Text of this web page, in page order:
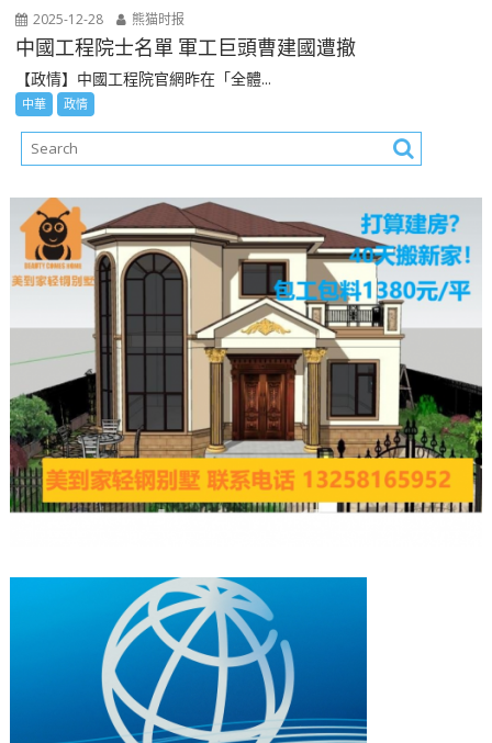
2025-12-28 熊猫时报
中國工程院士名單 軍工巨頭曹建國遭撤
【政情】中國工程院官網昨在「全體...
中華 政情